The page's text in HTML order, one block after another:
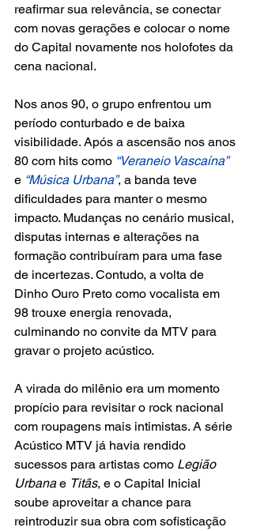
reafirmar sua relevância, se conectar
com novas gerações e colocar o nome
do Capital novamente nos holofotes da
cena nacional.
Nos anos 90, o grupo enfrentou um
período conturbado e de baixa
visibilidade. Após a ascensão nos anos
80 com hits como “Veraneio Vascaína”
e “Música Urbana”, a banda teve
dificuldades para manter o mesmo
impacto. Mudanças no cenário musical,
disputas internas e alterações na
formação contribuíram para uma fase
de incertezas. Contudo, a volta de
Dinho Ouro Preto como vocalista em
98 trouxe energia renovada,
culminando no convite da MTV para
gravar o projeto acústico.
A virada do milênio era um momento
propício para revisitar o rock nacional
com roupagens mais intimistas. A série
Acústico MTV já havia rendido
sucessos para artistas como Legião
Urbana e Titãs, e o Capital Inicial
soube aproveitar a chance para
reintroduzir sua obra com sofisticação